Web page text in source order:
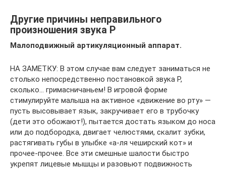
Другие причины неправильного
произношения звука Р
Малоподвижный артикуляционный аппарат.
НА ЗАМЕТКУ: В этом случае вам следует заниматься не
столько непосредственно постановкой звука Р,
сколько… гримасничаньем! В игровой форме
стимулируйте малыша на активное «движение во рту» —
пусть высовывает язык, закручивает его в трубочку
(дети это обожают!), пытается достать языком до носа
или до подбородка, двигает челюстями, скалит зубки,
растягивать губы в улыбке «а-ля чеширский кот» и
прочее-прочее. Все эти смешные шалости быстро
укрепят лицевые мышцы и разовьют подвижность